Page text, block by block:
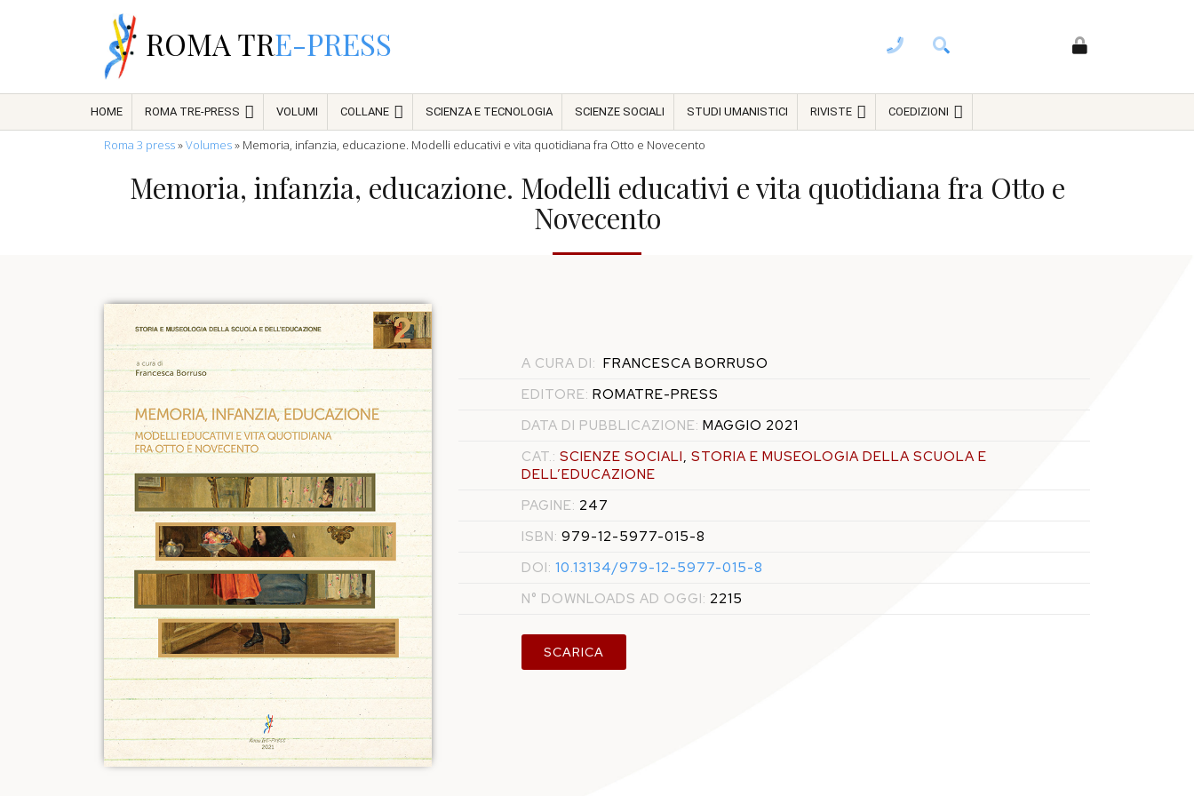
ROMA TRE-PRESS
HOME ROMA TRE-PRESS VOLUMI COLLANE SCIENZA E TECNOLOGIA SCIENZE SOCIALI STUDI UMANISTICI RIVISTE COEDIZIONI
Roma 3 press»Volumes» Memoria, infanzia, educazione. Modelli educativi e vita quotidiana fra Otto e Novecento
Memoria, infanzia, educazione. Modelli educativi e vita quotidiana fra Otto e
Novecento
A CURA DI: FRANCESCA BORRUSO
EDITORE: ROMATRE-PRESS
DATA DI PUBBLICAZIONE: MAGGIO 2021
CAT.: SCIENZE SOCIALI,STORIA E MUSEOLOGIA DELLA SCUOLA E
DELL’EDUCAZIONE
PAGINE: 247
ISBN: 979-12-5977-015-8
DOI: 10.13134/979-12-5977-015-8
N° DOWNLOADS AD OGGI: 2215
SCARICA